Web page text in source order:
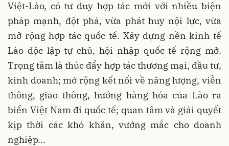
Việt-Lào, có tư duy hợp tác mới với nhiều biện
pháp mạnh, đột phá, vừa phát huy nội lực, vừa
mở rộng hợp tác quốc tế. Xây dựng nền kinh tế
Lào độc lập tự chủ, hội nhập quốc tế rộng mở.
Trọng tâm là thúc đẩy hợp tác thương mại, đầu tư,
kinh doanh; mở rộng kết nối về năng lượng, viễn
thông, giao thông, hướng hàng hóa của Lào ra
biển Việt Nam đi quốc tế; quan tâm và giải quyết
kịp thời các khó khăn, vướng mắc cho doanh
nghiệp...